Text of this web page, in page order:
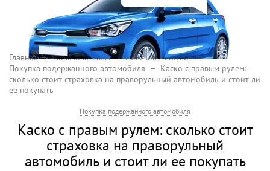
Главная Пользователям
Полезные статьи
Покупка подержанного автомобиля
Каско с правым рулем:
сколько стоит страховка на праворульный автомобиль и стоит ли
ее покупать
Покупка подержанного автомобиля
Каско с правым рулем: сколько стоит
страховка на праворульный
автомобиль и стоит ли ее покупать